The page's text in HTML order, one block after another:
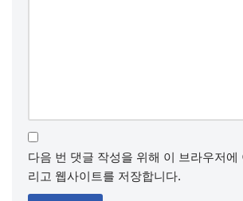
다음 번 댓글 작성을 위해 이 브라우저에
리고 웹사이트를 저장합니다.